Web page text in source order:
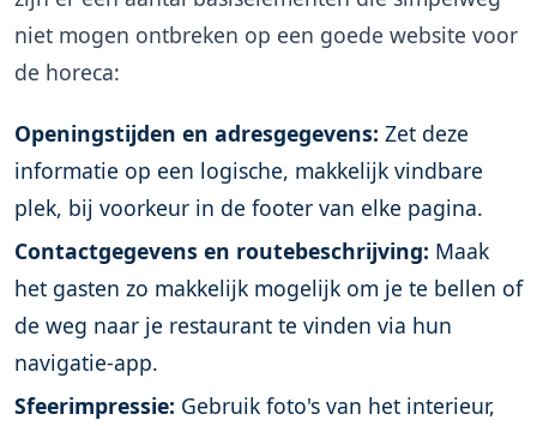
niet mogen ontbreken op een goede website voor
de horeca:
Openingstijden en adresgegevens: Zet deze
informatie op een logische, makkelijk vindbare
plek, bij voorkeur in de footer van elke pagina.
Contactgegevens en routebeschrijving: Maak
het gasten zo makkelijk mogelijk om je te bellen of
de weg naar je restaurant te vinden via hun
navigatie-app.
Sfeerimpressie: Gebruik foto's van het interieur,